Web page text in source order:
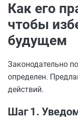
Как его
чтобы
будущем
Законодательно
определен.
действий.
Шаг 1.